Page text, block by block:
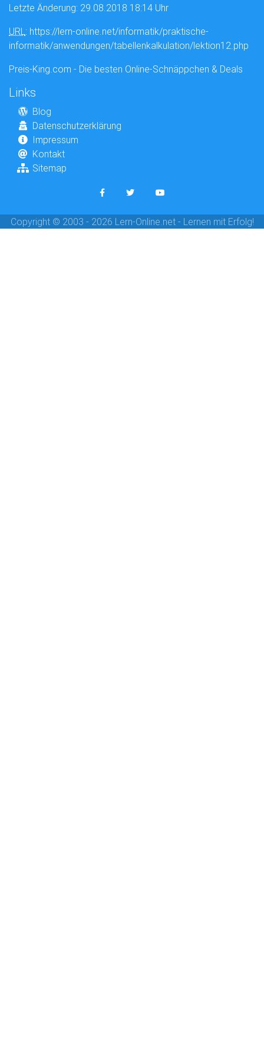
Letzte Änderung: 29.08.2018 18:14 Uhr
URL: https://lern-online.net/informatik/praktische-
informatik/anwendungen/tabellenkalkulation/lektion12.php
Preis-King.com - Die besten Online-Schnäppchen & Deals
Links
Blog
Datenschutzerklärung
Impressum
Kontakt
Sitemap
Copyright © 2003 - 2026 Lern-Online.net - Lernen mit Erfolg!